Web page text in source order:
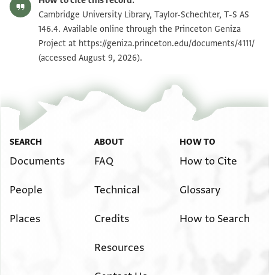
. . . . . . . . . . . ] חתומי מטה מה שהיה בפנינו ביום
ארב[עה
ע]שר לירח תמוז יהפך לששון אתקנא לשטרות למנינא
אשר הורגלנו למנות בו פה בפסטאט מצרים אשר על נהר
. . . . ]ר בא אלינו אלשיך אלצבאג הזקן היקר סט אבן
אלשיך
. . ] אל[זג]אג הזקן היקר סט ואמר לנו היו עלי עדים בכל
אשר
. . . מפי [ . . . . . . . . . . . . . . . . . ] לזכות וכתבו וחתמו
אשתי סת אלפאצלה להיות בידיה . . יה כי אני מקבל
. . . . . . . . . . . . . . . . . . . . . . . . . . . . . . . . . . ישראל . . .
בטוב לא אכעיסנה ולא אקלל אותה ולא אדבר עמה דברי
T-S AS 146.4 1v
Image Permissions Statement
Cambridge University Library, Taylor-Schechter, T-S AS
146.4. Available online through the Princeton Geniza
Project at https://geniza.princeton.edu/documents/4111/
(accessed August 9, 2026).
SEARCH
Documents
People
Places
ABOUT
FAQ
Technical
Credits
Resources
HOW TO
How to Cite
Glossary
How to Search